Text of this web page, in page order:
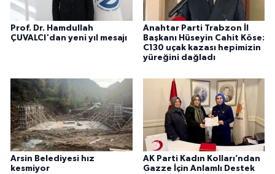
Prof. Dr. Hamdullah
ÇUVALCI'dan yeni yıl mesajı
Anahtar Parti Trabzon İl
Başkanı Hüseyin Cahit Köse:
C130 uçak kazası hepimizin
yüreğini dağladı
Arsin Belediyesi hız
kesmiyor
AK Parti Kadın Kolları’ndan
Gazze İçin Anlamlı Destek